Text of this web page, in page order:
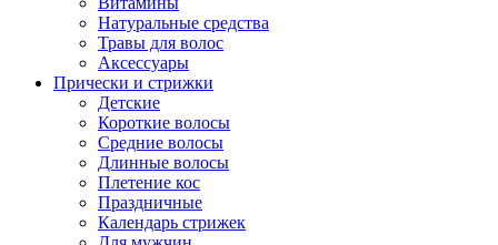
Натуральные средства
Травы для волос
Аксессуары
Прически и стрижки
Детские
Короткие волосы
Средние волосы
Длинные волосы
Плетение кос
Праздничные
Календарь стрижек